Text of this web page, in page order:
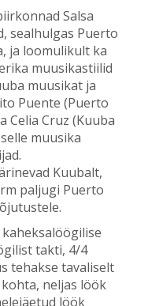
Salsa
sealhulgas Puerto
ja loomulikult ka
muusikastiilid
muusikat ja
Puente (Puerto
Celia Cruz (Kuuba
muusika
Kuubalt,
paljugi Puerto
takti, 4/4
tehakse tavaliselt
neljas löök
löök